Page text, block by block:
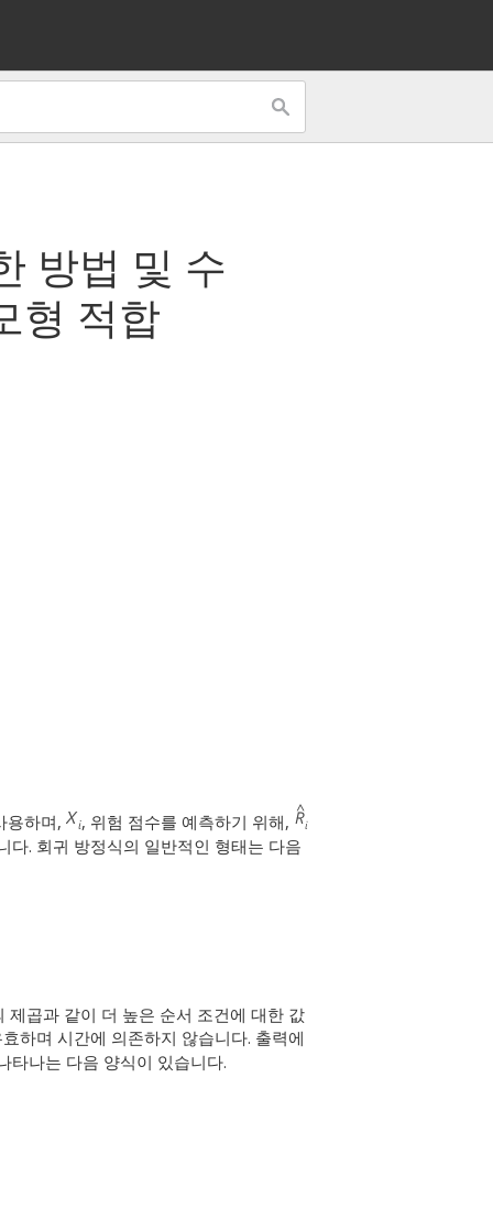
방법 및 수
형 적합
용하며,
, 위험 점수를 예측하기 위해,
다. 회귀 방정식의 일반적인 형태는 다음
곱과 같이 더 높은 순서 조건에 대한 값
하며 시간에 의존하지 않습니다. 출력에
타나는 다음 양식이 있습니다.